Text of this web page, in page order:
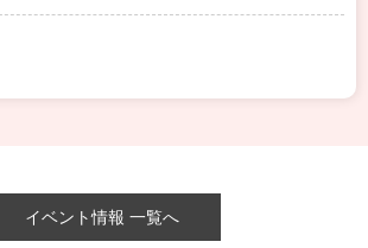
イベント情報 一覧へ